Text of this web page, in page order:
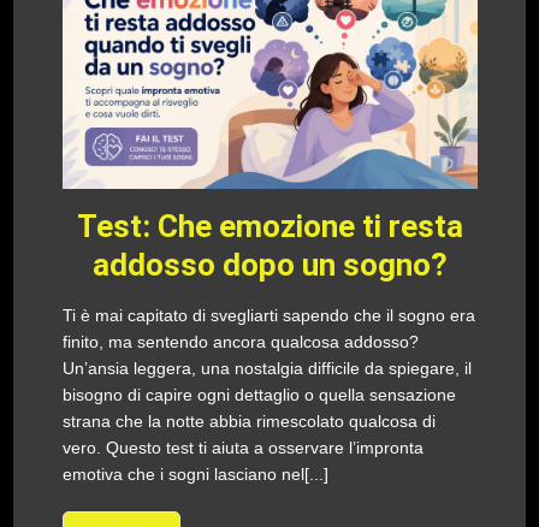
Test: Che emozione ti resta
addosso dopo un sogno?
Ti è mai capitato di svegliarti sapendo che il sogno era
finito, ma sentendo ancora qualcosa addosso?
Un’ansia leggera, una nostalgia difficile da spiegare, il
bisogno di capire ogni dettaglio o quella sensazione
strana che la notte abbia rimescolato qualcosa di
vero. Questo test ti aiuta a osservare l’impronta
emotiva che i sogni lasciano nel[...]